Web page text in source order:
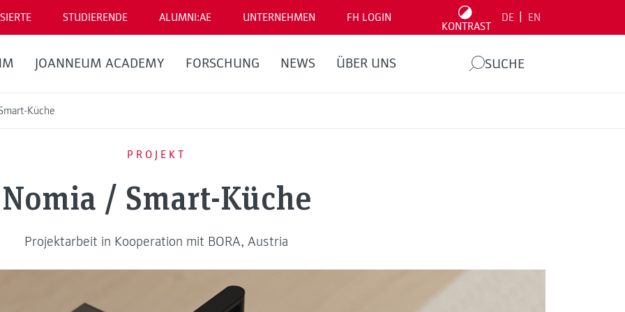
STUDIERENDE ALUMNI:AE UNTERNEHMEN FH LOGIN
KONTRAST
DE EN
JOANNEUM ACADEMY FORSCHUNG NEWS ÜBER UNS SUCHE
Küche
PROJEKT
Nomia / Smart-Küche
Projektarbeit in Kooperation mit BORA, Austria